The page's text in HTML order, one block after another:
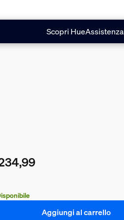
Scopri HueAssistenza
Aggiungi al carrello